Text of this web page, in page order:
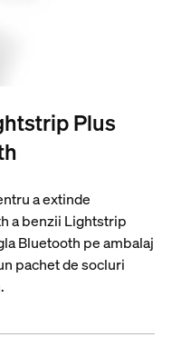
Plus
a extinde
a benzii Lightstrip
Bluetooth pe ambalaj
pachet de socluri